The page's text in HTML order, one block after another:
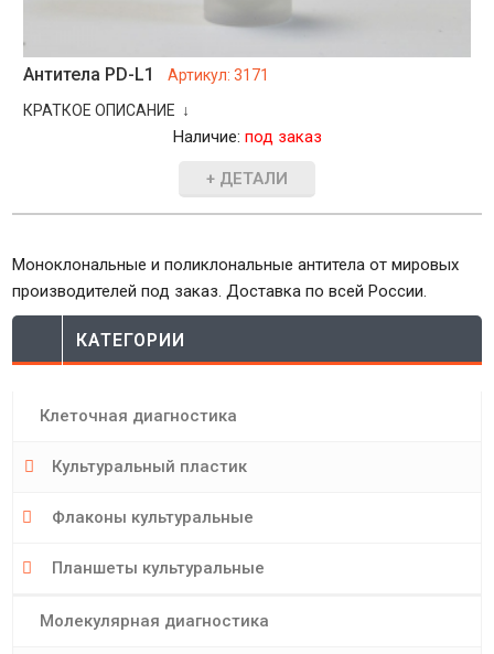
Антитела PD-L1 Артикул:3171
КРАТКОЕ ОПИСАНИЕ ↓
Наличие: под заказ
+ ДЕТАЛИ
Моноклональные и поликлональные антитела от мировых
производителей под заказ. Доставка по всей России.
КАТЕГОРИИ
Клеточная диагностика
Культуральный пластик
Флаконы культуральные
Планшеты культуральные
Молекулярная диагностика